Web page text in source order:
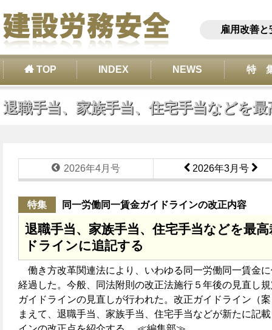
雇用改善
TOP INDEX NEWS 特
退職手当、家族手当、住宅手当などを
2026年4月号 2026年3月号
特集 同一労働同一賃金ガイドラインの改正内容
退職手当、家族手当、住宅手当などを最
ドラインに追記する
働き方改革関連法により、いわゆる同一労働同一賃金
経過した。今般、同法附則の改正法施行５年後の見直し
ガイドラインの見直しが行われた。改正ガイドライン（
まえて、退職手当、家族手当、住宅手当などが新たに記